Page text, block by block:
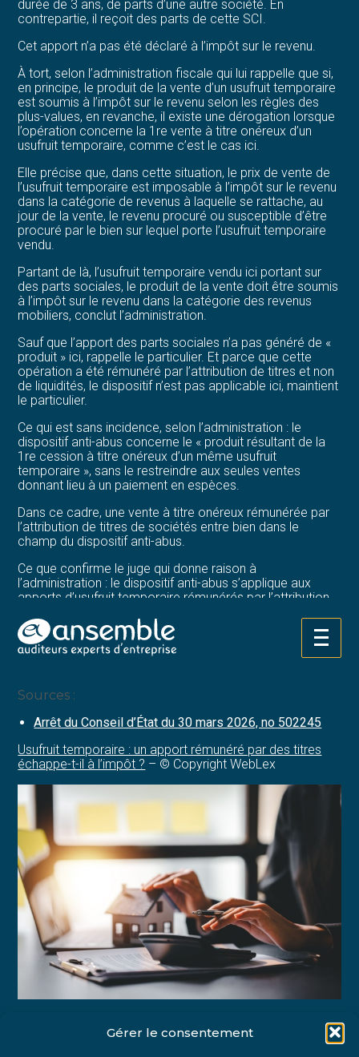
Gérer le consentement
Aller
au
durée de 3 ans, de parts d’une autre société. En
contrepartie, il reçoit des parts de cette SCI.
Cet apport n’a pas été déclaré à l’impôt sur le revenu.
À tort, selon l’administration fiscale qui lui rappelle que si,
en principe, le produit de la vente d’un usufruit temporaire
est soumis à l’impôt sur le revenu selon les règles des
plus-values, en revanche, il existe une dérogation lorsque
l’opération concerne la 1re vente à titre onéreux d’un
usufruit temporaire, comme c’est le cas ici.
Elle précise que, dans cette situation, le prix de vente de
l’usufruit temporaire est imposable à l’impôt sur le revenu
dans la catégorie de revenus à laquelle se rattache, au
jour de la vente, le revenu procuré ou susceptible d’être
procuré par le bien sur lequel porte l’usufruit temporaire
vendu.
Partant de là, l’usufruit temporaire vendu ici portant sur
des parts sociales, le produit de la vente doit être soumis
à l’impôt sur le revenu dans la catégorie des revenus
mobiliers, conclut l’administration.
Sauf que l’apport des parts sociales n’a pas généré de «
produit » ici, rappelle le particulier. Et parce que cette
opération a été rémunéré par l’attribution de titres et non
de liquidités, le dispositif n’est pas applicable ici, maintient
le particulier.
Ce qui est sans incidence, selon l’administration : le
dispositif anti-abus concerne le « produit résultant de la
1re cession à titre onéreux d’un même usufruit
temporaire », sans le restreindre aux seules ventes
donnant lieu à un paiement en espèces.
Dans ce cadre, une vente à titre onéreux rémunérée par
l’attribution de titres de sociétés entre bien dans le
champ du dispositif anti-abus.
Ce que confirme le juge qui donne raison à
l’administration : le dispositif anti-abus s’applique aux
apports d’usufruit temporaire rémunérés par l’attribution
L’apport de l’usufruit temporaire aurait dû ici être déclaré.
En tout état de cause, il doit être imposable dans la
Sources :
Arrêt du Conseil d’État du 30 mars 2026, no 502245
Usufruit temporaire : un apport rémunéré par des titres
échappe-t-il à l’impôt ? – © Copyright WebLex